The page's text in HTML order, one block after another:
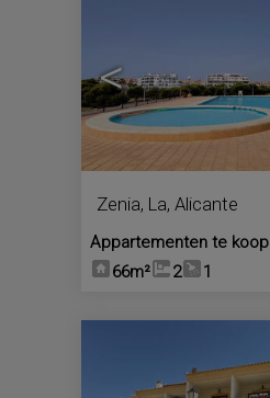
<
Zenia, La, Alicante
Appartementen te koop
66m²
2 1